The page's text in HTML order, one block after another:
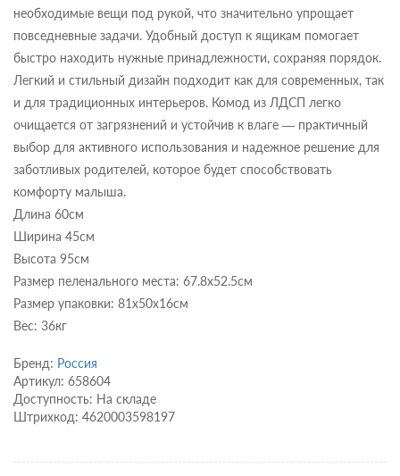
необходимые вещи под рукой, что значительно упрощает
повседневные задачи. Удобный доступ к ящикам помогает
быстро находить нужные принадлежности, сохраняя порядок.
Легкий и стильный дизайн подходит как для современных, так
и для традиционных интерьеров. Комод из ЛДСП легко
очищается от загрязнений и устойчив к влаге — практичный
выбор для активного использования и надежное решение для
заботливых родителей, которое будет способствовать
комфорту малыша.
Длина 60см
Ширина 45см
Высота 95см
Размер пеленального места: 67.8х52.5см
Размер упаковки: 81х50х16см
Вес: 36кг
Бренд: Россия
Артикул: 658604
Доступность: На складе
Штрихкод: 4620003598197